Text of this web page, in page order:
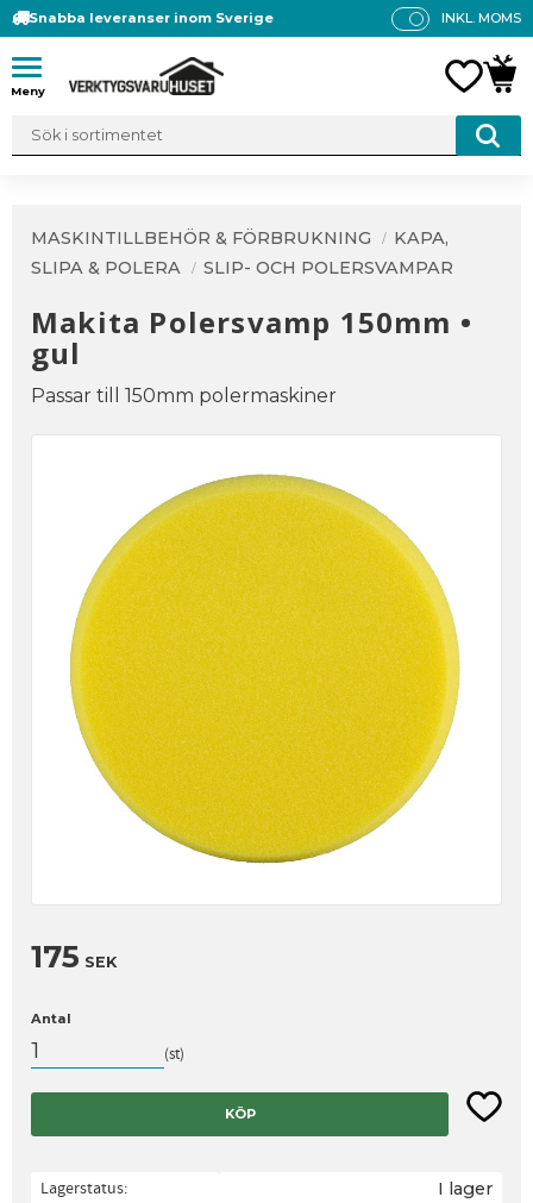
Meny
Snabba leveranser inom Sverige
P
A
S
INKL. MOMS
MASKINTILLBEHÖR & FÖRBRUKNING
KAPA,
SLIPA & POLERA
SLIP- OCH POLERSVAMPAR
Makita Polersvamp 150mm •
gul
Passar till 150mm polermaskiner
175 SEK
Antal
st
KÖP Lägg
Lagerstatus I lager